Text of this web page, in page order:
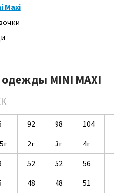
Maxi
MINI MAXI
92 98 104
2г 3г 4г
52 52 56
48 48 51